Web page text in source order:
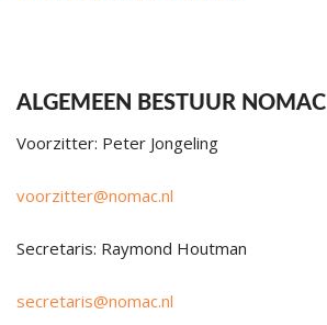
ALGEMEEN BESTUUR NOMAC
Voorzitter: Peter Jongeling
voorzitter@nomac.nl
Secretaris: Raymond Houtman
secretaris@nomac.nl